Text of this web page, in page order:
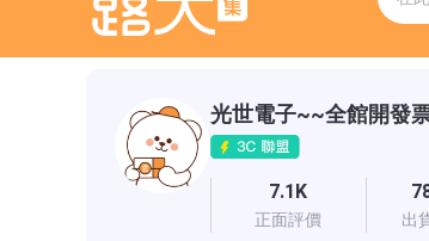
光世電子~~全館開發
7.1K
正面評價 出